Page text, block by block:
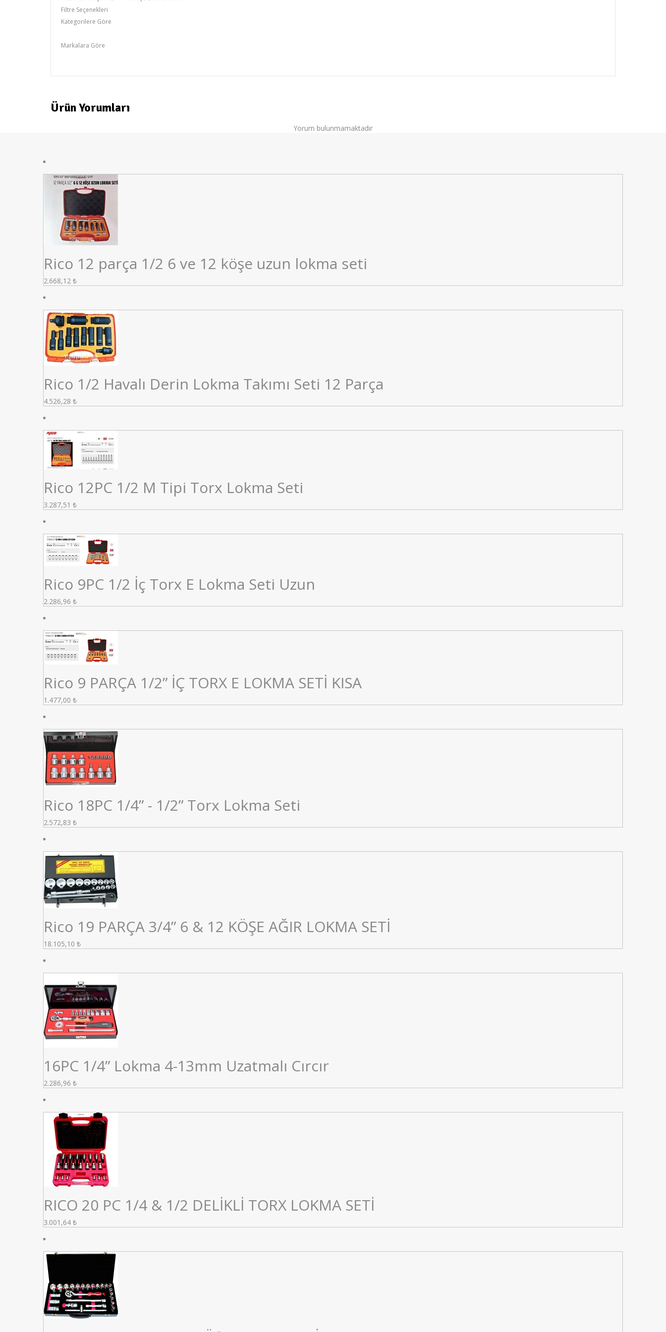
Filtre Seçenekleri
Kategorilere Göre
Markalara Göre
Ürün Yorumları
Yorum bulunmamaktadır
Rico 12 parça 1/2 6 ve 12 köşe uzun lokma seti
2.668,12 ₺
Rico 1/2 Havalı Derin Lokma Takımı Seti 12 Parça
4.526,28 ₺
Rico 12PC 1/2 M Tipi Torx Lokma Seti
3.287,51 ₺
Rico 9PC 1/2 İç Torx E Lokma Seti Uzun
2.286,96 ₺
Rico 9 PARÇA 1/2” İÇ TORX E LOKMA SETİ KISA
1.477,00 ₺
Rico 18PC 1/4” - 1/2” Torx Lokma Seti
2.572,83 ₺
Rico 19 PARÇA 3/4” 6 & 12 KÖŞE AĞIR LOKMA SETİ
18.105,10 ₺
16PC 1/4” Lokma 4-13mm Uzatmalı Cırcır
2.286,96 ₺
RICO 20 PC 1/4 & 1/2 DELİKLİ TORX LOKMA SETİ
3.001,64 ₺